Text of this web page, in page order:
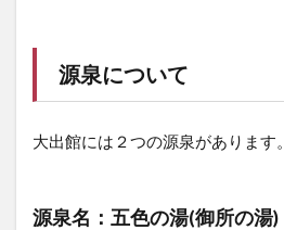
源泉について
大出館には２つの源泉があります。
源泉名：五色の湯(御所の湯)